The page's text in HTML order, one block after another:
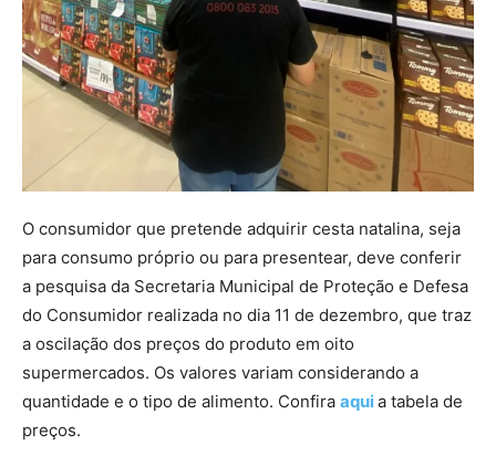
O consumidor que pretende adquirir cesta natalina, seja
para consumo próprio ou para presentear, deve conferir
a pesquisa da Secretaria Municipal de Proteção e Defesa
do Consumidor realizada no dia 11 de dezembro, que traz
a oscilação dos preços do produto em oito
supermercados. Os valores variam considerando a
quantidade e o tipo de alimento. Confira aquia tabela de
preços.